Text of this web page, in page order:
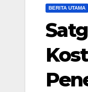
BERITA UTAMA